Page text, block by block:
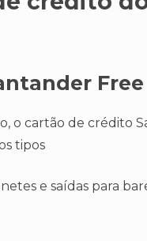
Free
o cartão de crédito
tipos
e saídas para